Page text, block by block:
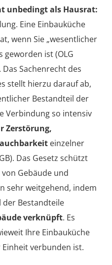
unbedingt als Hausrat:
Eine Einbauküche
wenn Sie „wesentlicher
geworden ist (OLG
Das Sachenrecht des
stellt hierzu darauf ab,
Bestandteil der
Verbindung so intensiv
Zerstörung,
einzelner
Das Gesetz schützt
Gebäude und
sehr weitgehend, indem
der Bestandteile
verknüpft. Es
Ihre Einbauküche
verbunden ist.